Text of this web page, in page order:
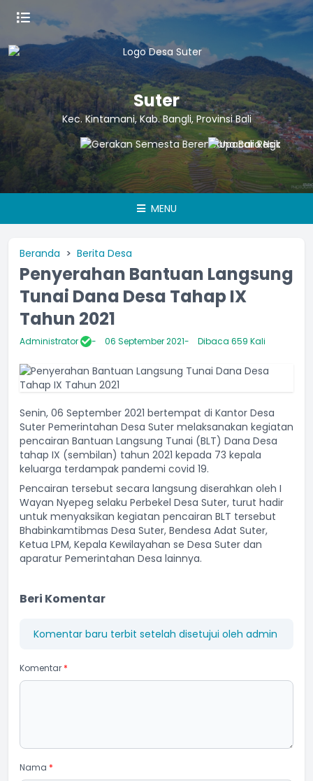
Suter
Kec. Kintamani, Kab. Bangli, Provinsi Bali
MENU
Beranda Berita Desa
Penyerahan Bantuan Langsung
Tunai Dana Desa Tahap IX
Tahun 2021
Administrator 06 September 2021 Dibaca 659 Kali
Senin, 06 September 2021 bertempat di Kantor Desa
Suter Pemerintahan Desa Suter melaksanakan kegiatan
pencairan Bantuan Langsung Tunai (BLT) Dana Desa
tahap IX (sembilan) tahun 2021 kepada 73 kepala
keluarga terdampak pandemi covid 19.
Pencairan tersebut secara langsung diserahkan oleh I
Wayan Nyepeg selaku Perbekel Desa Suter, turut hadir
untuk menyaksikan kegiatan pencairan BLT tersebut
Bhabinkamtibmas Desa Suter, Bendesa Adat Suter,
Ketua LPM, Kepala Kewilayahan se Desa Suter dan
aparatur Pemerintahan Desa lainnya.
Beri Komentar
Komentar baru terbit setelah disetujui oleh admin
Komentar *
Nama *